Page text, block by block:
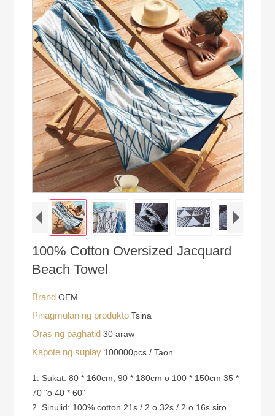
100% Cotton Oversized Jacquard
Beach Towel
BrandOEM
Pinagmulan ng produktoTsina
Oras ng paghatid30 araw
Kapote ng suplay 100000pcs / Taon
1. Sukat: 80 * 160cm, 90 * 180cm o 100 * 150cm 35 *
70 "o 40 * 60"
2. Sinulid: 100% cotton 21s / 2 o 32s / 2 o 16s siro